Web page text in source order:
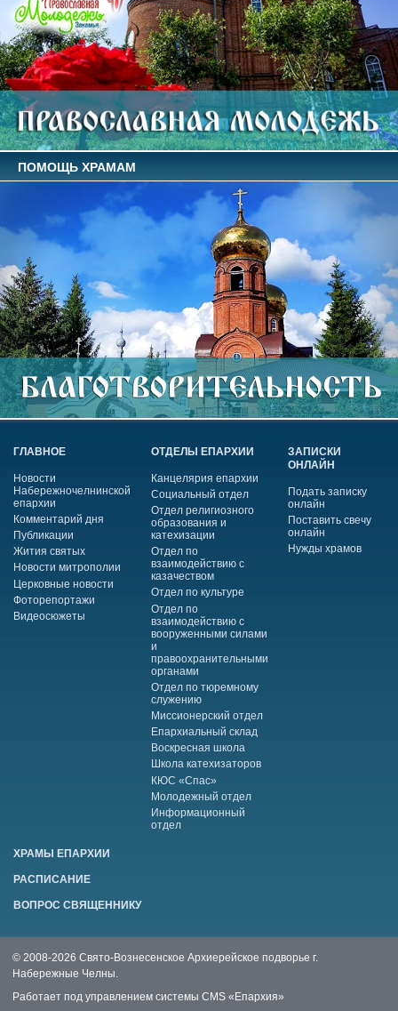
ПОМОЩЬ ХРАМАМ
ГЛАВНОЕ
Новости
Набережночелнинской
епархии
Комментарий дня
Публикации
Жития святых
Новости митрополии
Церковные новости
Фоторепортажи
Видеосюжеты
ОТДЕЛЫ ЕПАРХИИ
Канцелярия епархии
Социальный отдел
Отдел религиозного
образования и
катехизации
Отдел по
взаимодействию с
казачеством
Отдел по культуре
Отдел по
взаимодействию с
вооруженными силами
и
правоохранительными
органами
Отдел по тюремному
служению
Миссионерский отдел
Епархиальный склад
Воскресная школа
Школа катехизаторов
КЮС «Спас»
Молодежный отдел
Информационный
отдел
ЗАПИСКИ
ОНЛАЙН
Подать записку
онлайн
Поставить свечу
онлайн
Нужды храмов
ХРАМЫ ЕПАРХИИ
РАСПИСАНИЕ
ВОПРОС СВЯЩЕННИКУ
© 2008-2026 Свято-Вознесенское Архиерейское подворье г.
Набережные Челны.
Работает под управлением системы CMS «Епархия»